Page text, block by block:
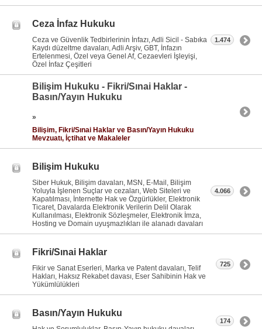
Ceza İnfaz Hukuku
Ceza ve Güvenlik Tedbirlerinin İnfazı, Adli Sicil - Sabıka
Kaydı düzeltme davaları, Adli Arşiv, GBT, İnfazın
Ertelenmesi, Özel veya Genel Af, Cezaevleri İşleyişi,
Özel İnfaz Çeşitleri
1.474
Bilişim Hukuku - Fikri/Sınai Haklar -
Basın/Yayın Hukuku
»
Bilişim, Fikri/Sınai Haklar ve Basın/Yayın Hukuku
Mevzuatı, İçtihat ve Makaleler
Bilişim Hukuku
Siber Hukuk, Bilişim davaları, MSN, E-Mail, Bilişim
Yoluyla İşlenen Suçlar ve cezaları, Web Siteleri ve
Kapatılması, İnternette Hak ve Özgürlükler, Elektronik
Ticaret, Davalarda Elektronik Verilerin Delil Olarak
Kullanılması, Elektronik Sözleşmeler, Elektronik İmza,
Hosting ve Domain uyuşmazlıkları ile alanadı davaları
4.066
Fikri/Sınai Haklar
Fikir ve Sanat Eserleri, Marka ve Patent davaları, Telif
Hakları, Haksız Rekabet davası, Eser Sahibinin Hak ve
Yükümlülükleri
725
Basın/Yayın Hukuku
174